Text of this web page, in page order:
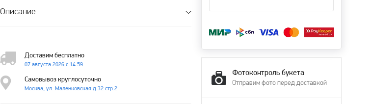
Описание
Доставим бесплатно
07 августа 2026 с 14:59
Самовывоз круглосуточно
Москва, ул. Маленковская д.32 стр.2
Фотоконтроль букета
Отправим фото перед доставкой